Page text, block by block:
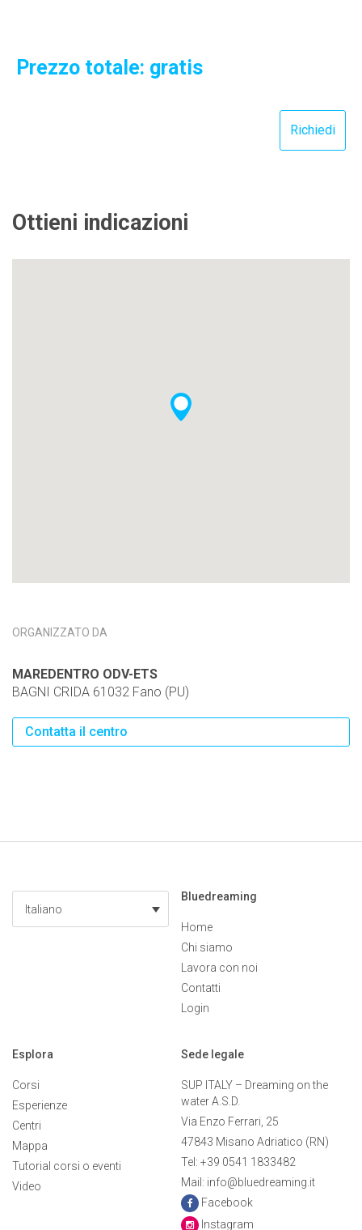
Prezzo totale: gratis
Ottieni indicazioni
ORGANIZZATO DA
MAREDENTRO ODV-ETS
BAGNI CRIDA 61032 Fano (PU)
Contatta il centro
Italiano
Bluedreaming
Home
Chi siamo
Lavora con noi
Contatti
Login
Esplora
Corsi
Esperienze
Centri
Mappa
Tutorial corsi o eventi
Video
Sede legale
SUP ITALY – Dreaming on the
water A.S.D.
Via Enzo Ferrari, 25
47843 Misano Adriatico (RN)
Tel: +39 0541 1833482
Mail: info@bluedreaming.it
Facebook
Instagram